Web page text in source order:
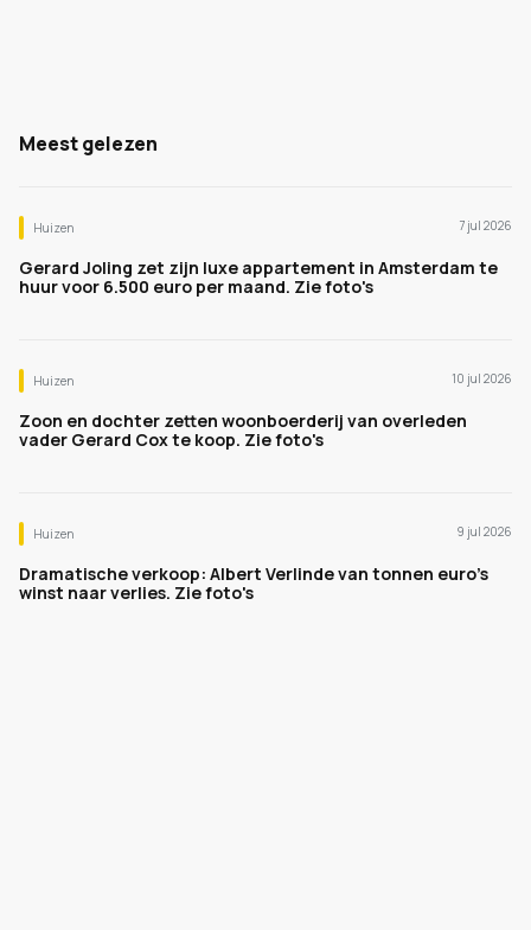
Meest gelezen
Huizen 7 jul 2026
Gerard Joling zet zijn luxe appartement in Amsterdam te
huur voor 6.500 euro per maand. Zie foto's
Huizen 10 jul 2026
Zoon en dochter zetten woonboerderij van overleden
vader Gerard Cox te koop. Zie foto's
Huizen 9 jul 2026
Dramatische verkoop: Albert Verlinde van tonnen euro's
winst naar verlies. Zie foto's